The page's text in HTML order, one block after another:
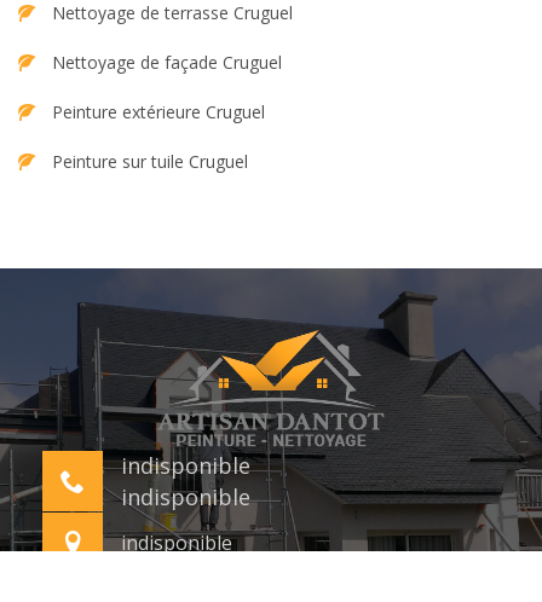
Nettoyage de terrasse Cruguel
Nettoyage de façade Cruguel
Peinture extérieure Cruguel
Peinture sur tuile Cruguel
indisponible
indisponible
indisponible